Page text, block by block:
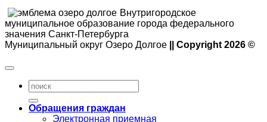
Внутригородское
муниципальное образование города федерального
значения Санкт-Петербурга
Муниципальный округ Озеро Долгое
|| Copyright 2026 ©
Обращения граждан
Электронная приемная